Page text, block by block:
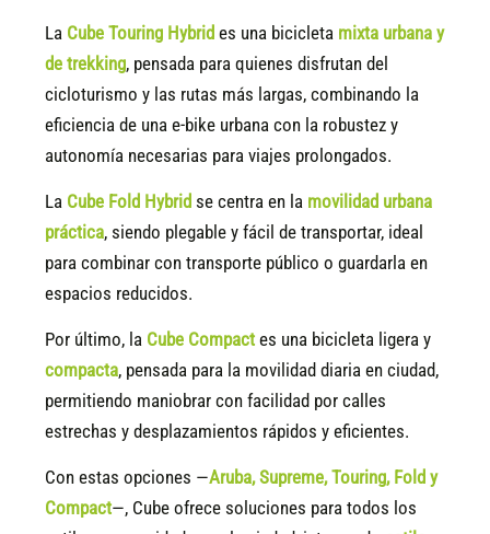
La Cube Touring Hybrid es una bicicleta mixta urbana y
de trekking, pensada para quienes disfrutan del
cicloturismo y las rutas más largas, combinando la
eficiencia de una e-bike urbana con la robustez y
autonomía necesarias para viajes prolongados.
La Cube Fold Hybrid se centra en la movilidad urbana
práctica, siendo plegable y fácil de transportar, ideal
para combinar con transporte público o guardarla en
espacios reducidos.
Por último, la Cube Compact es una bicicleta ligera y
compacta, pensada para la movilidad diaria en ciudad,
permitiendo maniobrar con facilidad por calles
estrechas y desplazamientos rápidos y eficientes.
Con estas opciones —Aruba, Supreme, Touring, Fold y
Compact—, Cube ofrece soluciones para todos los